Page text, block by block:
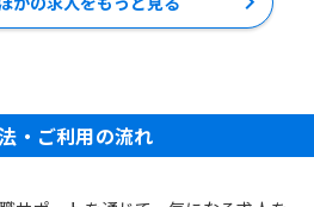
・ご利用の流れ